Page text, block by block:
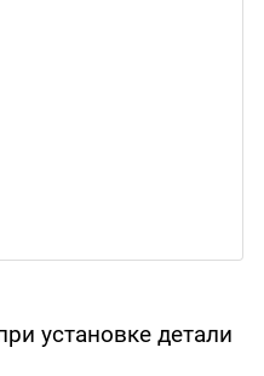
установке детали